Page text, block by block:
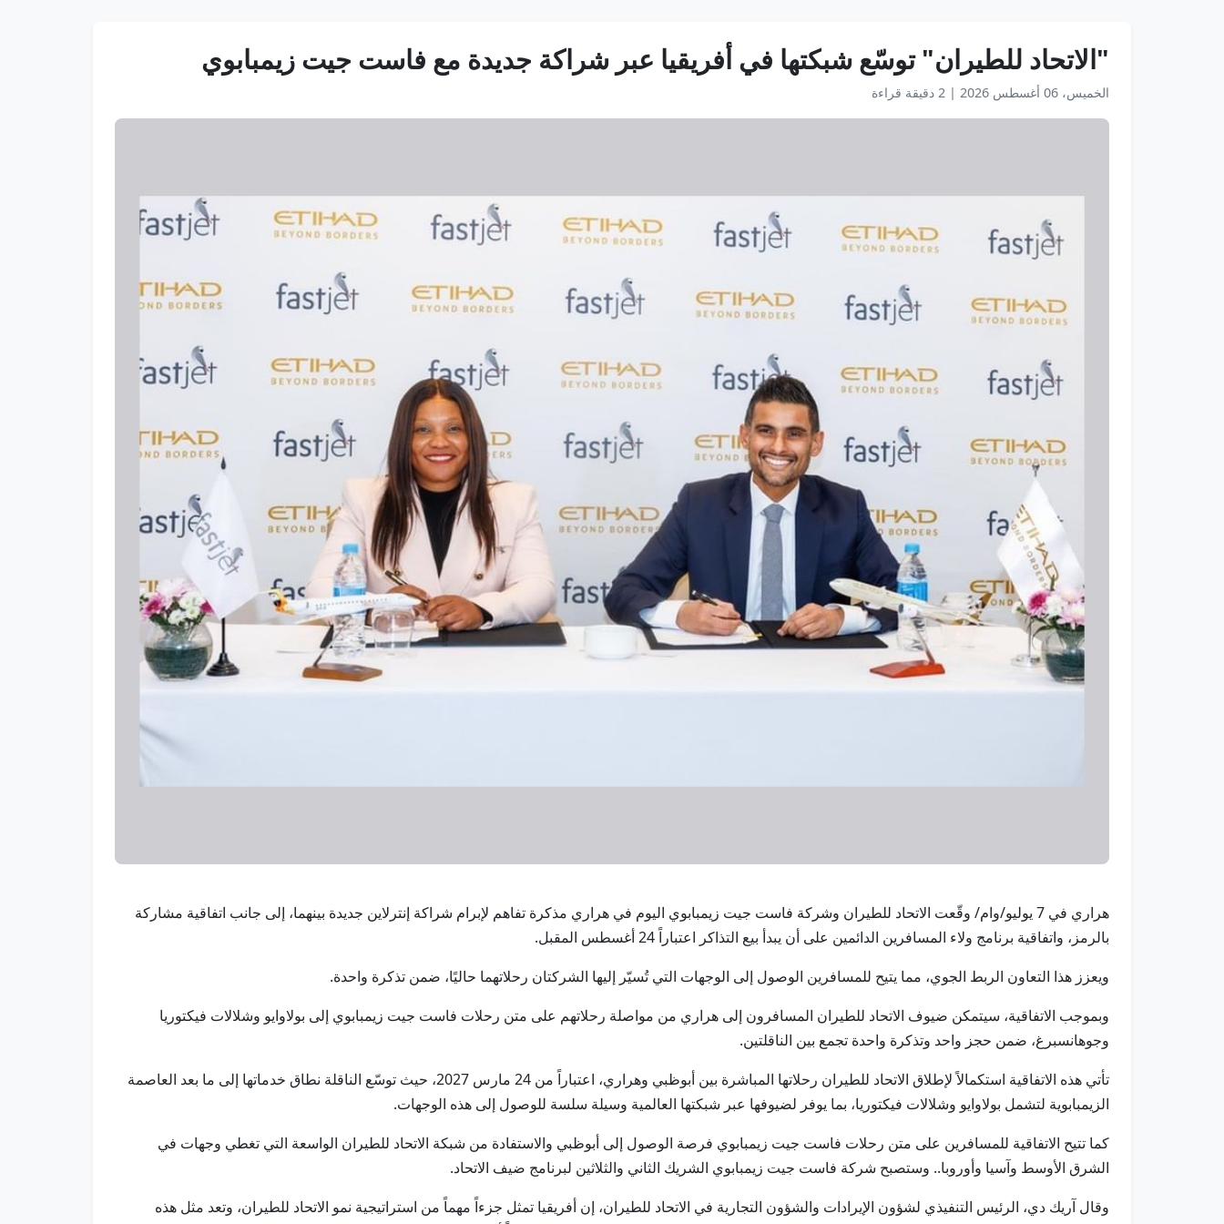
"الاتحاد للطيران" توسّع شبكتها في أفريقيا عبر شراكة جديدة مع فاست جيت زيمبابوي
الخميس، 06 أغسطس 2026 | 2 دقيقة قراءة
هراري في 7 يوليو/وام/ وقّعت الاتحاد للطيران وشركة فاست جيت زيمبابوي اليوم في هراري مذكرة تفاهم لإبرام شراكة إنترلاين جديدة بينهما، إلى جانب اتفاقية مشاركة
بالرمز، واتفاقية برنامج ولاء المسافرين الدائمين على أن يبدأ بيع التذاكر اعتباراً 24 أغسطس المقبل.
ويعزز هذا التعاون الربط الجوي، مما يتيح للمسافرين الوصول إلى الوجهات التي تُسيّر إليها الشركتان رحلاتهما حاليًا، ضمن تذكرة واحدة.
وبموجب الاتفاقية، سيتمكن ضيوف الاتحاد للطيران المسافرون إلى هراري من مواصلة رحلاتهم على متن رحلات فاست جيت زيمبابوي إلى بولاوايو وشلالات فيكتوريا
وجوهانسبرغ، ضمن حجز واحد وتذكرة واحدة تجمع بين الناقلتين.
تأتي هذه الاتفاقية استكمالاً لإطلاق الاتحاد للطيران رحلاتها المباشرة بين أبوظبي وهراري، اعتباراً من 24 مارس 2027، حيث توسّع الناقلة نطاق خدماتها إلى ما بعد العاصمة
الزيمبابوية لتشمل بولاوايو وشلالات فيكتوريا، بما يوفر لضيوفها عبر شبكتها العالمية وسيلة سلسة للوصول إلى هذه الوجهات.
كما تتيح الاتفاقية للمسافرين على متن رحلات فاست جيت زيمبابوي فرصة الوصول إلى أبوظبي والاستفادة من شبكة الاتحاد للطيران الواسعة التي تغطي وجهات في
الشرق الأوسط وآسيا وأوروبا.. وستصبح شركة فاست جيت زيمبابوي الشريك الثاني والثلاثين لبرنامج ضيف الاتحاد.
وقال آريك دي، الرئيس التنفيذي لشؤون الإيرادات والشؤون التجارية في الاتحاد للطيران، إن أفريقيا تمثل جزءاً مهماً من استراتيجية نمو الاتحاد للطيران، وتعد مثل هذه